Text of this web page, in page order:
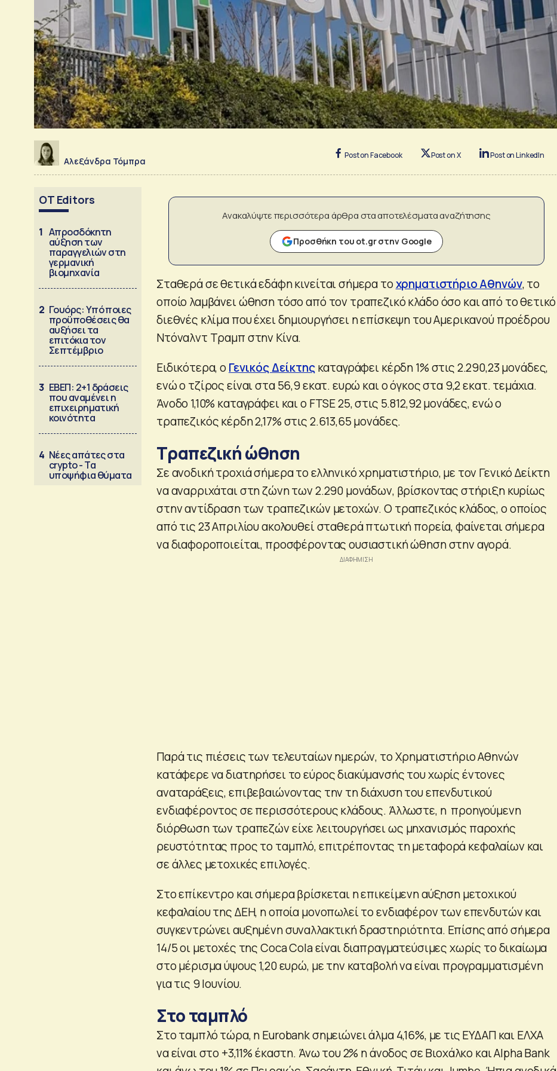
Αλεξάνδρα Τόμπρα
Post on Facebook Post on X Post on LinkedIn
OT Editors
1 Απροσδόκητη
αύξηση των
παραγγελιών στη
γερμανική
βιομηχανία
2 Γουόρς: Υπό ποιες
προϋποθέσεις θα
αυξήσει τα
επιτόκια τον
Σεπτέμβριο
3 ΕΒΕΠ: 2+1 δράσεις
που αναμένει η
επιχειρηματική
κοινότητα
4 Νέες απάτες στα
crypto - Τα
υποψήφια θύματα
Ανακαλύψτε περισσότερα άρθρα στα αποτελέσματα αναζήτησης
Προσθήκη του ot.gr στην Google
Σταθερά σε θετικά εδάφη κινείται σήμερα τοχρηματιστήριο Αθηνών, το
οποίο λαμβάνει ώθηση τόσο από τον τραπεζικό κλάδο όσο και από το θετικό
διεθνές κλίμα που έχει δημιουργήσει η επίσκεψη του Αμερικανού προέδρου
Ντόναλντ Τραμπ στην Κίνα.
Ειδικότερα, οΓενικός Δείκτηςκαταγράφει κέρδη 1% στις 2.290,23 μονάδες,
ενώ ο τζίρος είναι στα 56,9 εκατ. ευρώ και ο όγκος στα 9,2 εκατ. τεμάχια.
Άνοδο 1,10% καταγράφει και ο FTSE 25, στις 5.812,92 μονάδες, ενώ ο
τραπεζικός κέρδη 2,17% στις 2.613,65 μονάδες.
Τραπεζική ώθηση
Σε ανοδική τροχιά σήμερα το ελληνικό χρηματιστήριο, με τον Γενικό Δείκτη
να αναρριχάται στη ζώνη των 2.290 μονάδων, βρίσκοντας στήριξη κυρίως
στην αντίδραση των τραπεζικών μετοχών. Ο τραπεζικός κλάδος, ο οποίος
από τις 23 Απριλίου ακολουθεί σταθερά πτωτική πορεία, φαίνεται σήμερα
να διαφοροποιείται, προσφέροντας ουσιαστική ώθηση στην αγορά.
Παρά τις πιέσεις των τελευταίων ημερών, το Χρηματιστήριο Αθηνών
κατάφερε να διατηρήσει το εύρος διακύμανσής του χωρίς έντονες
αναταράξεις, επιβεβαιώνοντας την τη διάχυση του επενδυτικού
ενδιαφέροντος σε περισσότερους κλάδους. Άλλωστε, η προηγούμενη
διόρθωση των τραπεζών είχε λειτουργήσει ως μηχανισμός παροχής
ρευστότητας προς το ταμπλό, επιτρέποντας τη μεταφορά κεφαλαίων και
σε άλλες μετοχικές επιλογές.
Στο επίκεντρο και σήμερα βρίσκεται η επικείμενη αύξηση μετοχικού
κεφαλαίου της ΔΕΗ, η οποία μονοπωλεί το ενδιαφέρον των επενδυτών και
συγκεντρώνει αυξημένη συναλλακτική δραστηριότητα. Επίσης από σήμερα
14/5 οι μετοχές της Coca Cola είναι διαπραγματεύσιμες χωρίς το δικαίωμα
στο μέρισμα ύψους 1,20 ευρώ, με την καταβολή να είναι προγραμματισμένη
για τις 9 Ιουνίου.
Στο ταμπλό
Στο ταμπλό τώρα, η Eurobank σημειώνει άλμα 4,16%, με τις ΕΥΔΑΠ και ΕΛΧΑ
να είναι στο +3,11% έκαστη. Άνω του 2% η άνοδος σε Βιοχάλκο και Alpha Bank